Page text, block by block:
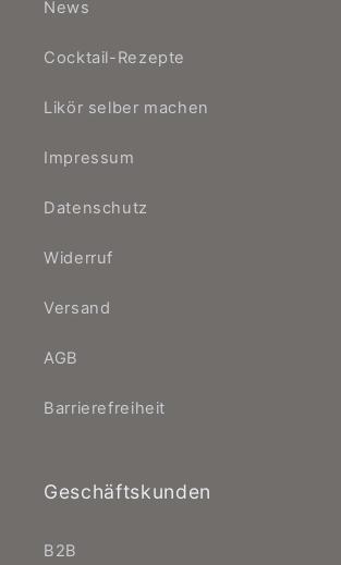
News
Cocktail-Rezepte
Likör selber machen
Impressum
Datenschutz
Widerruf
Versand
AGB
Barrierefreiheit
Geschäftskunden
B2B